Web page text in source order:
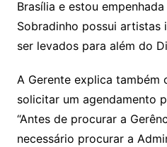
Brasília e estou
Sobradinho possui artistas
ser levados para além do
A Gerente explica
solicitar um agendamento
“Antes de procurar a
necessário procurar a